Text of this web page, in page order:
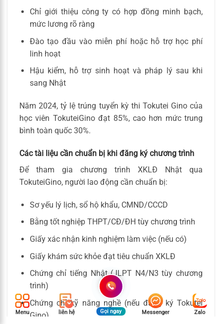
Chỉ giới thiệu công ty có hợp đồng minh bạch,
mức lương rõ ràng
Đào tạo đầu vào miễn phí hoặc hỗ trợ học phí
linh hoạt
Hậu kiểm, hỗ trợ sinh hoạt và pháp lý sau khi
sang Nhật
Năm 2024, tỷ lệ trúng tuyển kỳ thi Tokutei Gino của
học viên TokuteiGino đạt 85%, cao hơn mức trung
bình toàn quốc 30%.
Các tài liệu cần chuẩn bị khi đăng ký chương trình
Để tham gia chương trình XKLĐ Nhật qua
TokuteiGino, người lao động cần chuẩn bị:
Sơ yếu lý lịch, sổ hộ khẩu, CMND/CCCD
Bằng tốt nghiệp THPT/CĐ/ĐH tùy chương trình
Giấy xác nhận kinh nghiệm làm việc (nếu có)
Giấy khám sức khỏe đạt tiêu chuẩn XKLĐ
Chứng chỉ tiếng Nhật (JLPT N4/N3 tùy chương
trình)
Chứng chỉ kỹ năng nghề (nếu đăng ký Tokutei
Gino)
Menu liên hệ Gọi ngay Messenger Zalo